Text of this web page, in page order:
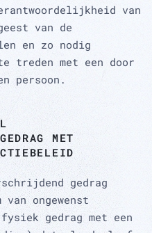
van
van de
en zo nodig
treden met een door
persoon.
MET
gedrag
ongewenst
gedrag met een